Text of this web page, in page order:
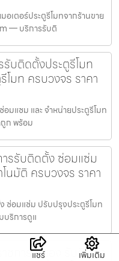
อเตอร์ประตูรีโมทจากร้านขาย
— บริการรับติ
รับติดตั้งประตูรีโมท
โมท ครบวงจร ราคา
มแซม และ จำหน่ายประตูรีโมท
ถูก พร้อม
รรับติดตั้ง ซ่อมแซ่ม
นมัติ ครบวงจร ราคา
ซ่อมแซ่ม ปรับปรุงประตูรีโมท
บริการดูแ
ชการระยอง รับติดตั้ง
แชร์ เพิ่มเติม